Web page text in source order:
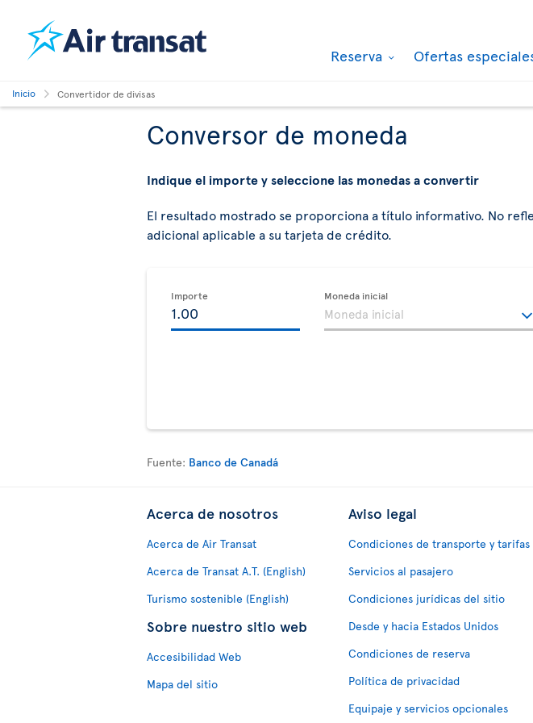
Reserva Ofertas
Inicio Convertidor de divisas
Conversor de moneda
Indique el importe y seleccione las monedas a convertir
El resultado mostrado se proporciona a título informativo. No
adicional aplicable a su tarjeta de crédito.
Importe Moneda inicial
Fuente: Banco de Canadá
Acerca de nosotros
Acerca de Air Transat
Acerca de Transat A.T. (English)
Turismo sostenible (English)
Sobre nuestro sitio web
Accesibilidad Web
Mapa del sitio
Aviso legal
Condiciones de transporte y tarifas
Servicios al pasajero
Condiciones jurídicas del sitio
Desde y hacia Estados Unidos
Condiciones de reserva
Política de privacidad
Equipaje y servicios opcionales